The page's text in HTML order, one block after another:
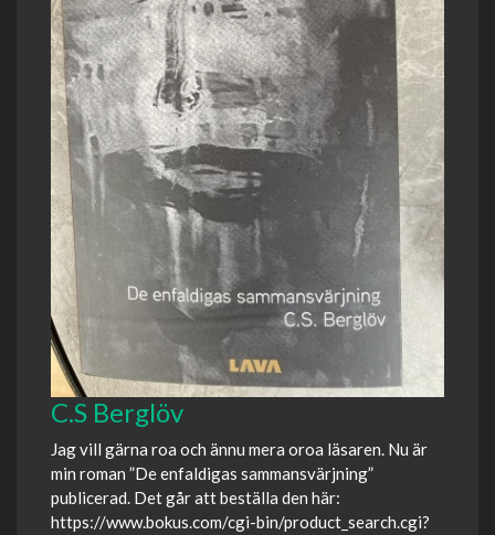
C.S Berglöv
Jag vill gärna roa och ännu mera oroa läsaren. Nu är
min roman ”De enfaldigas sammansvärjning”
publicerad. Det går att beställa den här:
https://www.bokus.com/cgi-bin/product_search.cgi?